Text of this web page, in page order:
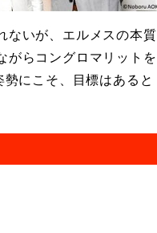
ないが、エルメスの本質
がらコングロマリットを
にこそ、目標はあると